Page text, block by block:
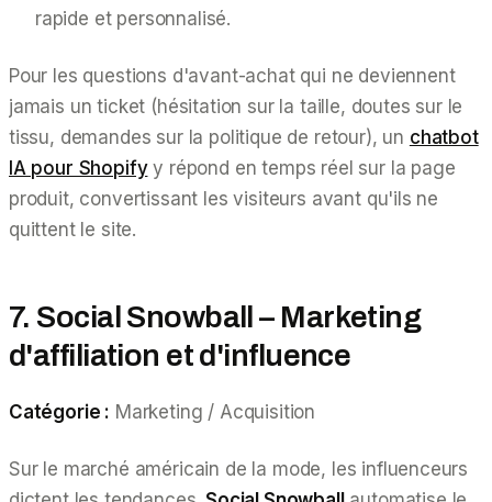
rapide et personnalisé.
Pour les questions d'avant-achat qui ne deviennent
jamais un ticket (hésitation sur la taille, doutes sur le
tissu, demandes sur la politique de retour), un chatbot
IA pour Shopifyy répond en temps réel sur la page
produit, convertissant les visiteurs avant qu'ils ne
quittent le site.
7. Social Snowball – Marketing
d'affiliation et d'influence
Catégorie : Marketing / Acquisition
Sur le marché américain de la mode, les influenceurs